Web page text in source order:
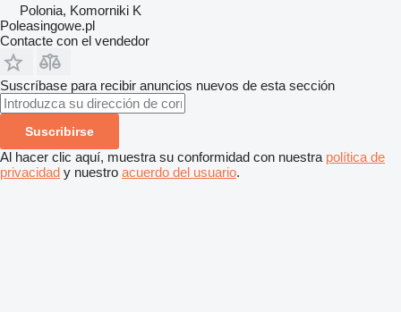
Polonia, Komorniki K
Poleasingowe.pl
Contacte con el vendedor
Suscríbase para recibir anuncios nuevos de esta sección
Suscribirse
Al hacer clic aquí, muestra su conformidad con nuestra política de
privacidad y nuestro acuerdo del usuario.